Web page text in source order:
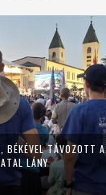
BÉKÉVEL TÁVOZOTT A
LÁNY